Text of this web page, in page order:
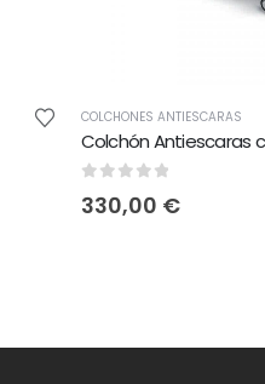
COLCHONES ANTIESCARAS
330,00 €